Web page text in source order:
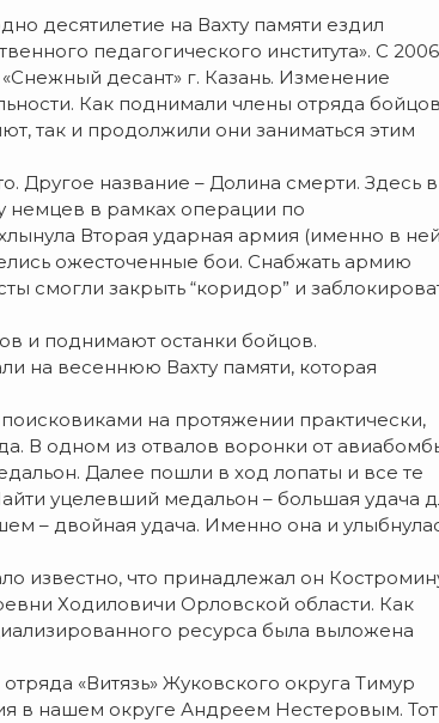
десятилетие на Вахту памяти ездил
педагогического института». С 2006
десант» г. Казань. Изменение
Как поднимали члены отряда
так и продолжили они заниматься этим
Другое название – Долина смерти. Здесь в
немцев в рамках операции по
Вторая ударная армия (именно в ней
ожесточенные бои. Снабжать армию
смогли закрыть “коридор” и
и поднимают останки бойцов.
на весеннюю Вахту памяти, которая
на протяжении практически,
В одном из отвалов воронки от
Далее пошли в ход лопаты и все те
уцелевший медальон – большая удача
– двойная удача. Именно она и
известно, что принадлежал он
Ходиловичи Орловской области. Как
ресурса была выложена
«Витязь» Жуковского округа Тимур
в нашем округе Андреем Нестеровым. Тот